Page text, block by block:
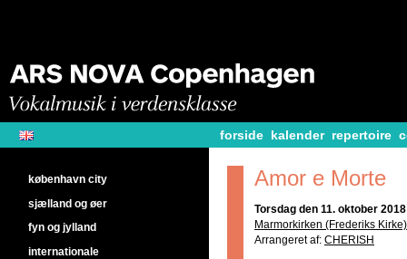
forside kalender repertoire
Amor e Morte
Torsdag den 11. oktober
Marmorkirken (Frederiks Kirke)
Arrangeret af: CHERISH
københavn city
sjælland og øer
fyn og jylland
internationale